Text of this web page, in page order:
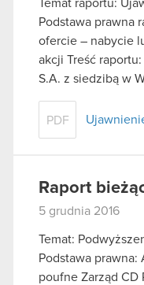
korzystanie z
używanie plików
Temat raportu:
Podstawa prawna
ofercie – nabycie
akcji Treść raportu:
S.A. z siedzibą w
PDF
Raport
5 grudnia 2016
Temat:
Podstawa prawna:
poufne Zarząd CD